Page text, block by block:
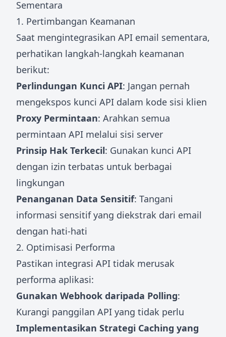
Sementara
1. Pertimbangan Keamanan
Saat mengintegrasikan API email sementara,
perhatikan langkah-langkah keamanan
berikut:
Perlindungan Kunci API: Jangan pernah
mengekspos kunci API dalam kode sisi klien
Proxy Permintaan: Arahkan semua
permintaan API melalui sisi server
Prinsip Hak Terkecil: Gunakan kunci API
dengan izin terbatas untuk berbagai
lingkungan
Penanganan Data Sensitif: Tangani
informasi sensitif yang diekstrak dari email
dengan hati-hati
2. Optimisasi Performa
Pastikan integrasi API tidak merusak
performa aplikasi:
Gunakan Webhook daripada Polling:
Kurangi panggilan API yang tidak perlu
Implementasikan Strategi Caching yang